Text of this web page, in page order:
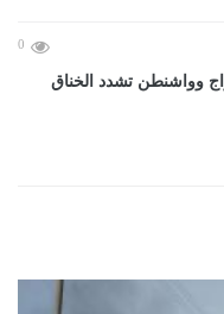
0
وواشنطن تشدد الخناق